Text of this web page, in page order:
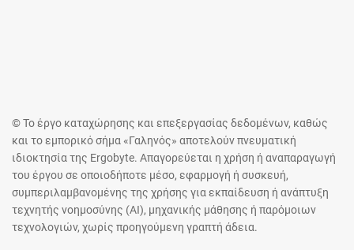
© Το έργο καταχώρησης και επεξεργασίας δεδομένων, καθώς
και το εμπορικό σήμα «Γαληνός» αποτελούν πνευματική
ιδιοκτησία της Ergobyte. Απαγορεύεται η χρήση ή αναπαραγωγή
του έργου σε οποιοδήποτε μέσο, εφαρμογή ή συσκευή,
συμπεριλαμβανομένης της χρήσης για εκπαίδευση ή ανάπτυξη
τεχνητής νοημοσύνης (AI), μηχανικής μάθησης ή παρόμοιων
τεχνολογιών, χωρίς προηγούμενη γραπτή άδεια.